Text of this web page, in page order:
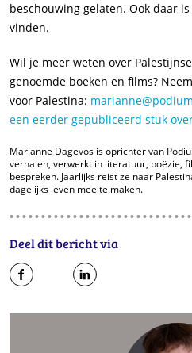
beschouwing gelaten. Ook daar
vinden.
Wil je meer weten over
genoemde boeken en films?
voor Palestina:
een eerder gepubliceerd stuk
Marianne Dagevos is oprichter van
verhalen, verwerkt in literatuur, poëzie,
bespreken. Jaarlijks reist ze naar
dagelijks leven mee te maken.
Deel dit bericht via
op
FacebookTwitter
op
LinkedIn